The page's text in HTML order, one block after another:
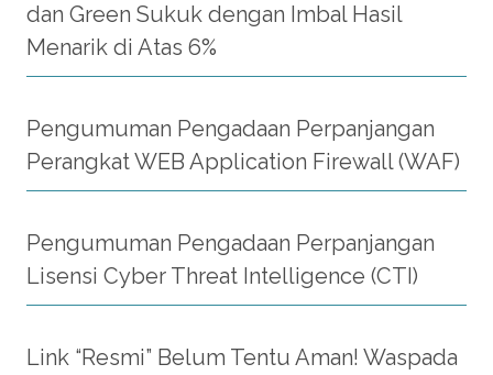
dan Green Sukuk dengan Imbal Hasil
Menarik di Atas 6%
Pengumuman Pengadaan Perpanjangan
Perangkat WEB Application Firewall (WAF)
Pengumuman Pengadaan Perpanjangan
Lisensi Cyber Threat Intelligence (CTI)
Link “Resmi” Belum Tentu Aman! Waspada